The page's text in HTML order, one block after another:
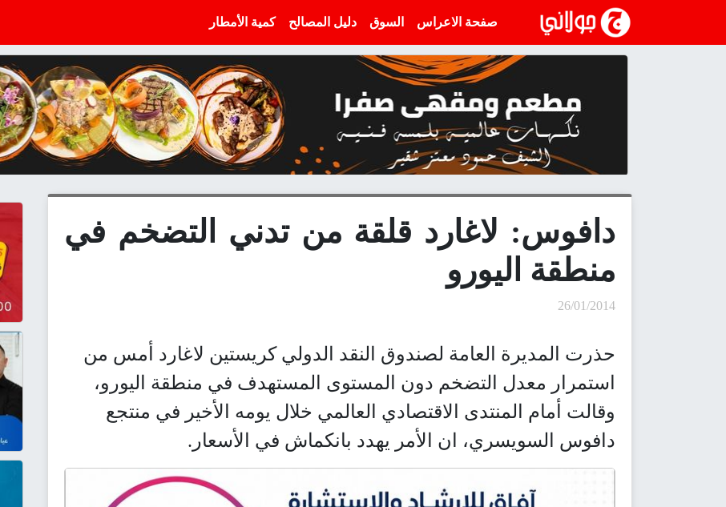
صفحة الاعراس
السوق دليل المصالح كمية الأمطار
دافوس: لاغارد قلقة من تدني التضخم في
منطقة اليورو
26/01/2014
حذرت المديرة العامة لصندوق النقد الدولي كريستين لاغارد أمس من
استمرار معدل التضخم دون المستوى المستهدف في منطقة اليورو،
وقالت أمام المنتدى الاقتصادي العالمي خلال يومه الأخير في منتجع
دافوس السويسري، ان الأمر يهدد بانكماش في الأسعار.